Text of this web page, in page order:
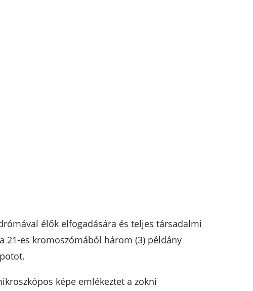
élők elfogadására és teljes társadalmi
21-es kromoszómából három (3) példány
képe emlékeztet a zokni